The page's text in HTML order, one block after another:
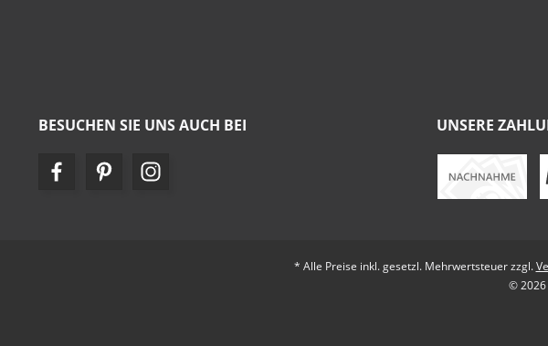
BESUCHEN SIE UNS AUCH BEI UNSERE
* Alle Preise inkl. gesetzl. Mehrwertsteuer zzgl.
© 2026